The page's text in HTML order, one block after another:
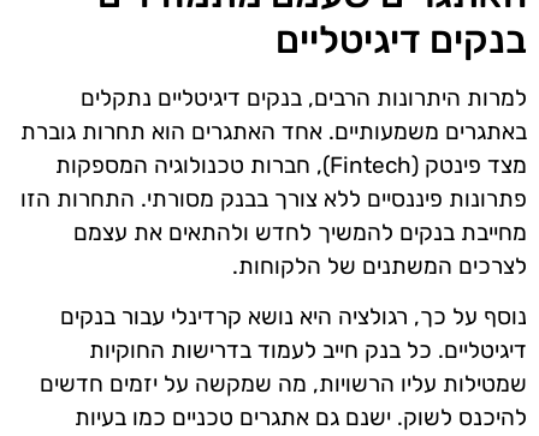
בנקים דיגיטליים
למרות היתרונות הרבים, בנקים דיגיטליים נתקלים
באתגרים משמעותיים. אחד האתגרים הוא תחרות גוברת
מצד פינטק (Fintech), חברות טכנולוגיה המספקות
פתרונות פיננסיים ללא צורך בבנק מסורתי. התחרות הזו
מחייבת בנקים להמשיך לחדש ולהתאים את עצמם
לצרכים המשתנים של הלקוחות.
נוסף על כך, רגולציה היא נושא קרדינלי עבור בנקים
דיגיטליים. כל בנק חייב לעמוד בדרישות החוקיות
שמטילות עליו הרשויות, מה שמקשה על יזמים חדשים
להיכנס לשוק. ישנם גם אתגרים טכניים כמו בעיות